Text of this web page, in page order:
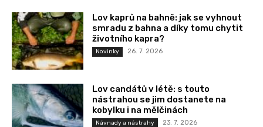
Lov kaprů na bahně: jak se vyhnout
smradu z bahna a díky tomu chytit
životního kapra?
Novinky 26. 7. 2026
Lov candátů v létě: s touto
nástrahou se jim dostanete na
kobylku i na mělčinách
Návnady a nástrahy 23. 7. 2026